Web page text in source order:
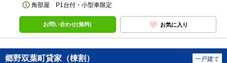
角部屋 P1台付・小型車限定
お問い合わせ(無料) お気に入り
郷野双葉町貸家（棟割） 一戸建て